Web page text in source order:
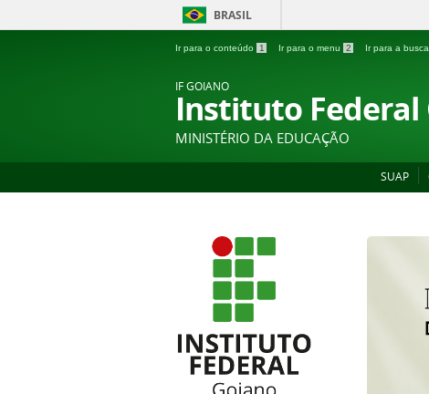
BRASIL
Ir para o conteúdo 1 Ir para o menu 2 Ir para a busca
IF GOIANO
Instituto Federal
MINISTÉRIO DA EDUCAÇÃO
SUAP